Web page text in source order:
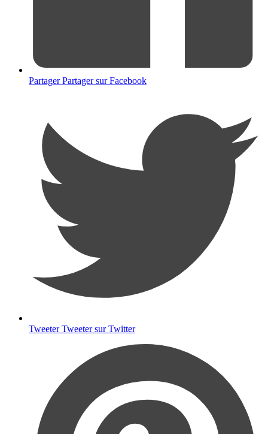
Partager Partager sur Facebook
Tweeter Tweeter sur Twitter